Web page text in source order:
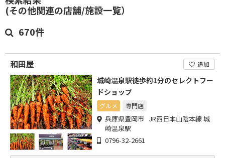
(その他関連の店舗/施設一覧）
670件
和田屋 追加
城崎温泉駅徒歩約1分のセレクトフー
ドショップ
グルメ 専門店
兵庫県豊岡市 JR西日本山陰本線 城
崎温泉駅
0796-32-2661